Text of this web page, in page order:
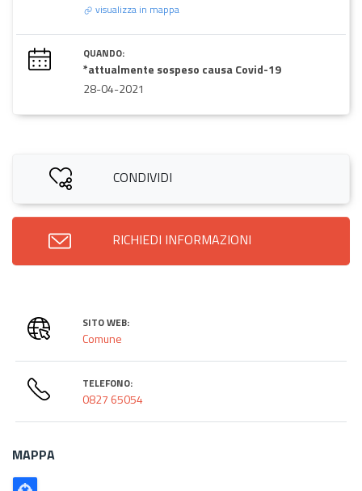
visualizza in mappa
QUANDO:
*attualmente sospeso causa Covid-19
28-04-2021
CONDIVIDI
RICHIEDI INFORMAZIONI
SITO WEB:
Comune
TELEFONO:
0827 65054
MAPPA
Poligono